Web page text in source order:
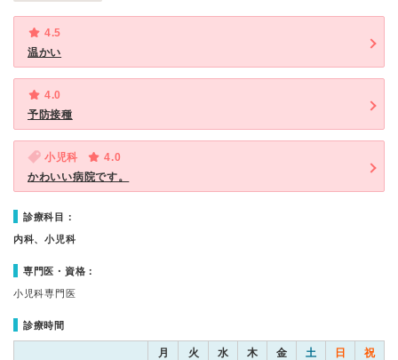
4.5
温かい
4.0
予防接種
小児科
4.0
かわいい病院です。
診療科目：
内科、小児科
専門医・資格：
小児科専門医
診療時間
月 火 水 木 金 土 日 祝